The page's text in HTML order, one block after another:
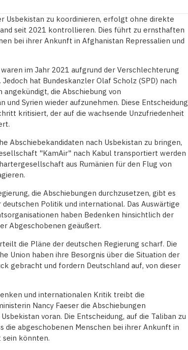
Usbekistan zu koordinieren, erfolgt ohne direkte
seit 2021 kontrollieren. Dies führt zu ernsthaften
bei ihrer Ankunft in Afghanistan Repressalien und
im Jahr 2021 aufgrund der Verschlechterung
hat Bundeskanzler Olaf Scholz (SPD) nach
die Abschiebung von
Syrien wieder aufzunehmen. Diese Entscheidung
kritisiert, der auf die wachsende Unzufriedenheit
Abschiebekandidaten nach Usbekistan zu bringen,
"KamAir" nach Kabul transportiert werden
aus Rumänien für den Flug von
die Abschiebungen durchzusetzen, gibt es
Politik und international. Das Auswärtige
haben Bedenken hinsichtlich der
Abgeschobenen geäußert.
die Pläne der deutschen Regierung scharf. Die
Union haben ihre Besorgnis über die Situation der
gebracht und fordern Deutschland auf, von dieser
und internationalen Kritik treibt die
Nancy Faeser die Abschiebungen
voran. Die Entscheidung, auf die Taliban zu
die abgeschobenen Menschen bei ihrer Ankunft in
sein könnten.